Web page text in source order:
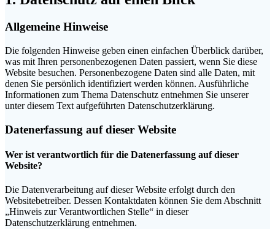
Allgemeine Hinweise
Die folgenden Hinweise geben einen einfachen Überblick darüber,
was mit Ihren personenbezogenen Daten passiert, wenn Sie diese
Website besuchen. Personenbezogene Daten sind alle Daten, mit
denen Sie persönlich identifiziert werden können. Ausführliche
Informationen zum Thema Datenschutz entnehmen Sie unserer
unter diesem Text aufgeführten Datenschutzerklärung.
Datenerfassung auf dieser Website
Wer ist verantwortlich für die Datenerfassung auf dieser
Website?
Die Datenverarbeitung auf dieser Website erfolgt durch den
Websitebetreiber. Dessen Kontaktdaten können Sie dem Abschnitt
„Hinweis zur Verantwortlichen Stelle“ in dieser
Datenschutzerklärung entnehmen.